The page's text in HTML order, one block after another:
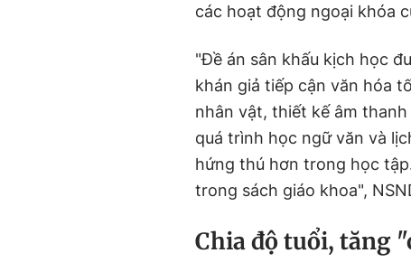
các hoạt động ngoại khóa
"Đề án sân khấu kịch học
khán giả tiếp cận văn hóa
nhân vật, thiết kế âm
quá trình học ngữ văn và
hứng thú hơn trong học
trong sách giáo khoa",
Chia độ tuổi, tăng